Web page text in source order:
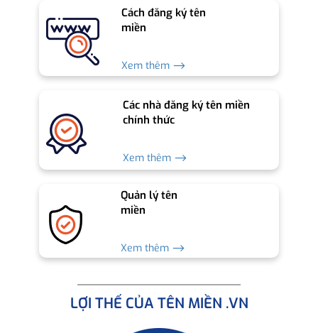
Cách đăng ký tên
miền
Xem thêm ⟶
Các nhà đăng ký tên miền
chính thức
Xem thêm ⟶
Quản lý tên
miền
Xem thêm ⟶
LỢI THẾ CỦA TÊN MIỀN .VN